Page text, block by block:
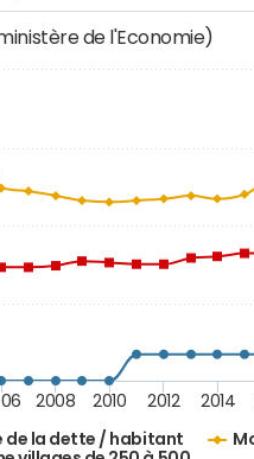
de l'Economie)
de la dette / habitant
2008 2010 2012 2014